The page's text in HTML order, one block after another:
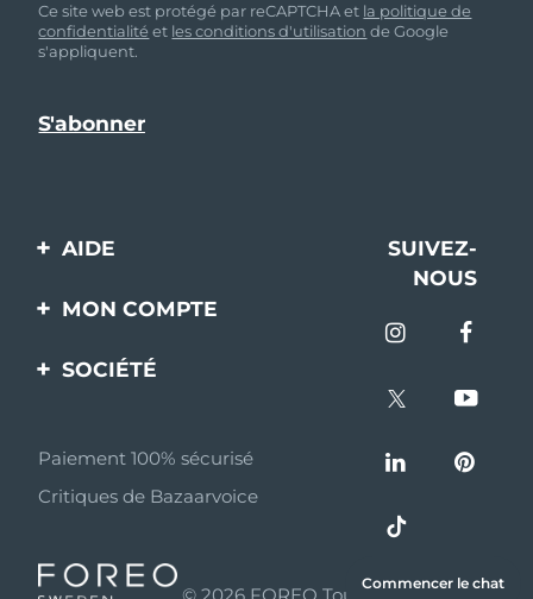
Ce site web est protégé par reCAPTCHA et la politique de
confidentialité et les conditions d'utilisation de Google
s'appliquent.
AIDE
Contactez-nous
livraisons
Questions et réponses
Informations sur la
SUIVEZ-
NOUS
MON COMPTE
Enregistrement produit
SOCIÉTÉ
Programme d’affiliation
Nouvelles d'affiliation
Paiement 100% sécurisé
Critiques de Bazaarvoice
Commencer le chat